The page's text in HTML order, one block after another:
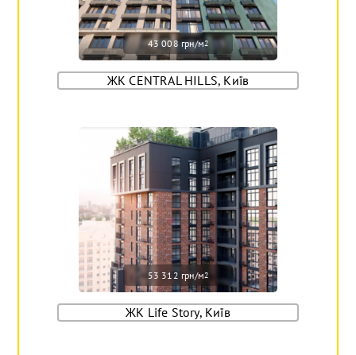
43 008 грн/м2
ЖК CENTRAL HILLS, Київ
53 312 грн/м2
ЖК Life Story, Київ